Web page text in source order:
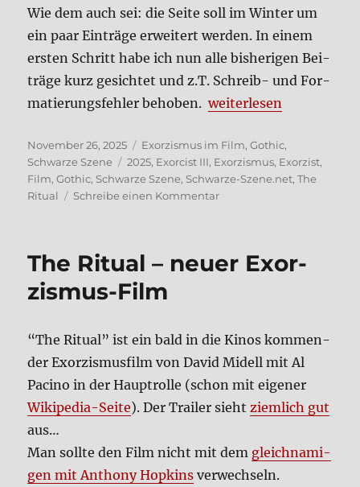
Wie dem auch sei: die Sei­te soll im Win­ter um
ein paar Ein­trä­ge erwei­tert wer­den. In einem
ersten Schritt habe ich nun alle bis­he­ri­gen Bei­
trä­ge kurz gesich­tet und z.T. Schreib- und For­
ma­tie­rungs­feh­ler beho­ben.„The­ma Exor­­zi­s­­mus-
wei­ter­le­sen
Veröffentlicht
am
November 26, 2025 Kategorien
Exorzismus im Film,Gothic,
Schwarze Szene
Schlagwörter
2025, Exorcist III, Exorzismus, Exorzist,
Film,Gothic, Schwarze Szene, Schwarze-Szene.net,The
Ritual
Schreibe einen Kommentarzu
zis­
Blog
The Ritu­al – neu­er Exor­
zis­mus-Film
“The Ritu­al” ist ein bald in die Kinos kom­men­
der Exor­zis­mus­film von David Midell mit Al
Paci­no in der Haupt­rol­le (schon mit eige­ner
Wiki­pe­dia-Sei­te). Der Trai­ler siehtziem­lich gut
aus…
Man soll­te den Film nicht mit dem gleich­na­mi­
gen mit Antho­ny Hop­kins ver­wech­seln.